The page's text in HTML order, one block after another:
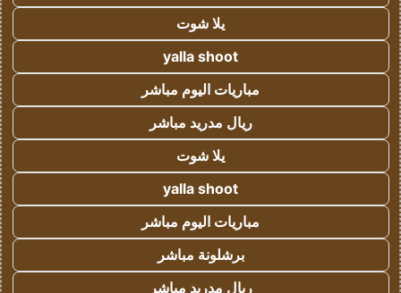
يلا شوت
yalla shoot
مباريات اليوم مباشر
ريال مدريد مباشر
يلا شوت
yalla shoot
مباريات اليوم مباشر
برشلونة مباشر
ريال مدريد مباشر